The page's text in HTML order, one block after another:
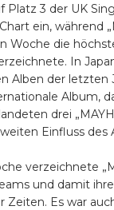
Platz 3 der UK
ein, während
Woche die
In
Alben der letzten
Album,
drei
Einfluss des
verzeichnete
und damit
Zeiten. Es war